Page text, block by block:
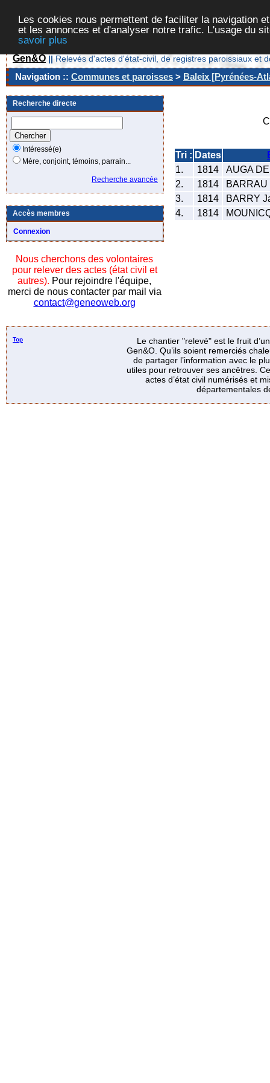
Les cookies nous permettent de faciliter la navigation
et les annonces et d'analyser notre trafic. L'usage du
savoir plus
Gen&O || Relevés d'actes d'état-civil, de registres paroissiaux et
Navigation :: Communes et paroisses > Baleix [Pyrénées-
Recherche directe
Intéressé(e)
Mère, conjoint, témoins, parrain...
Recherche avancée
Accès membres
Connexion
Nous cherchons des volontaires
pour relever des actes (état civil et
autres). Pour rejoindre l'équipe,
merci de nous contacter par mail via
contact@geneoweb.org
Tri : Dates
1.
1814
AUGA
2.
1814
BARRAU
3.
1814
BARRY
4.
1814
Top
Le chantier "relevé" est le fruit
Gen&O. Qu’ils soient remerciés
de partager l’information avec le
utiles pour retrouver ses ancêtres.
actes d’état civil numérisés et
départementales